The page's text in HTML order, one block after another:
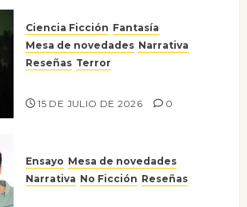
Ciencia Ficción Fantasía
Mesa de novedades Narrativa
Reseñas Terror
15 DE JULIO DE 2026 0
Ensayo Mesa de novedades
Narrativa No Ficción Reseñas